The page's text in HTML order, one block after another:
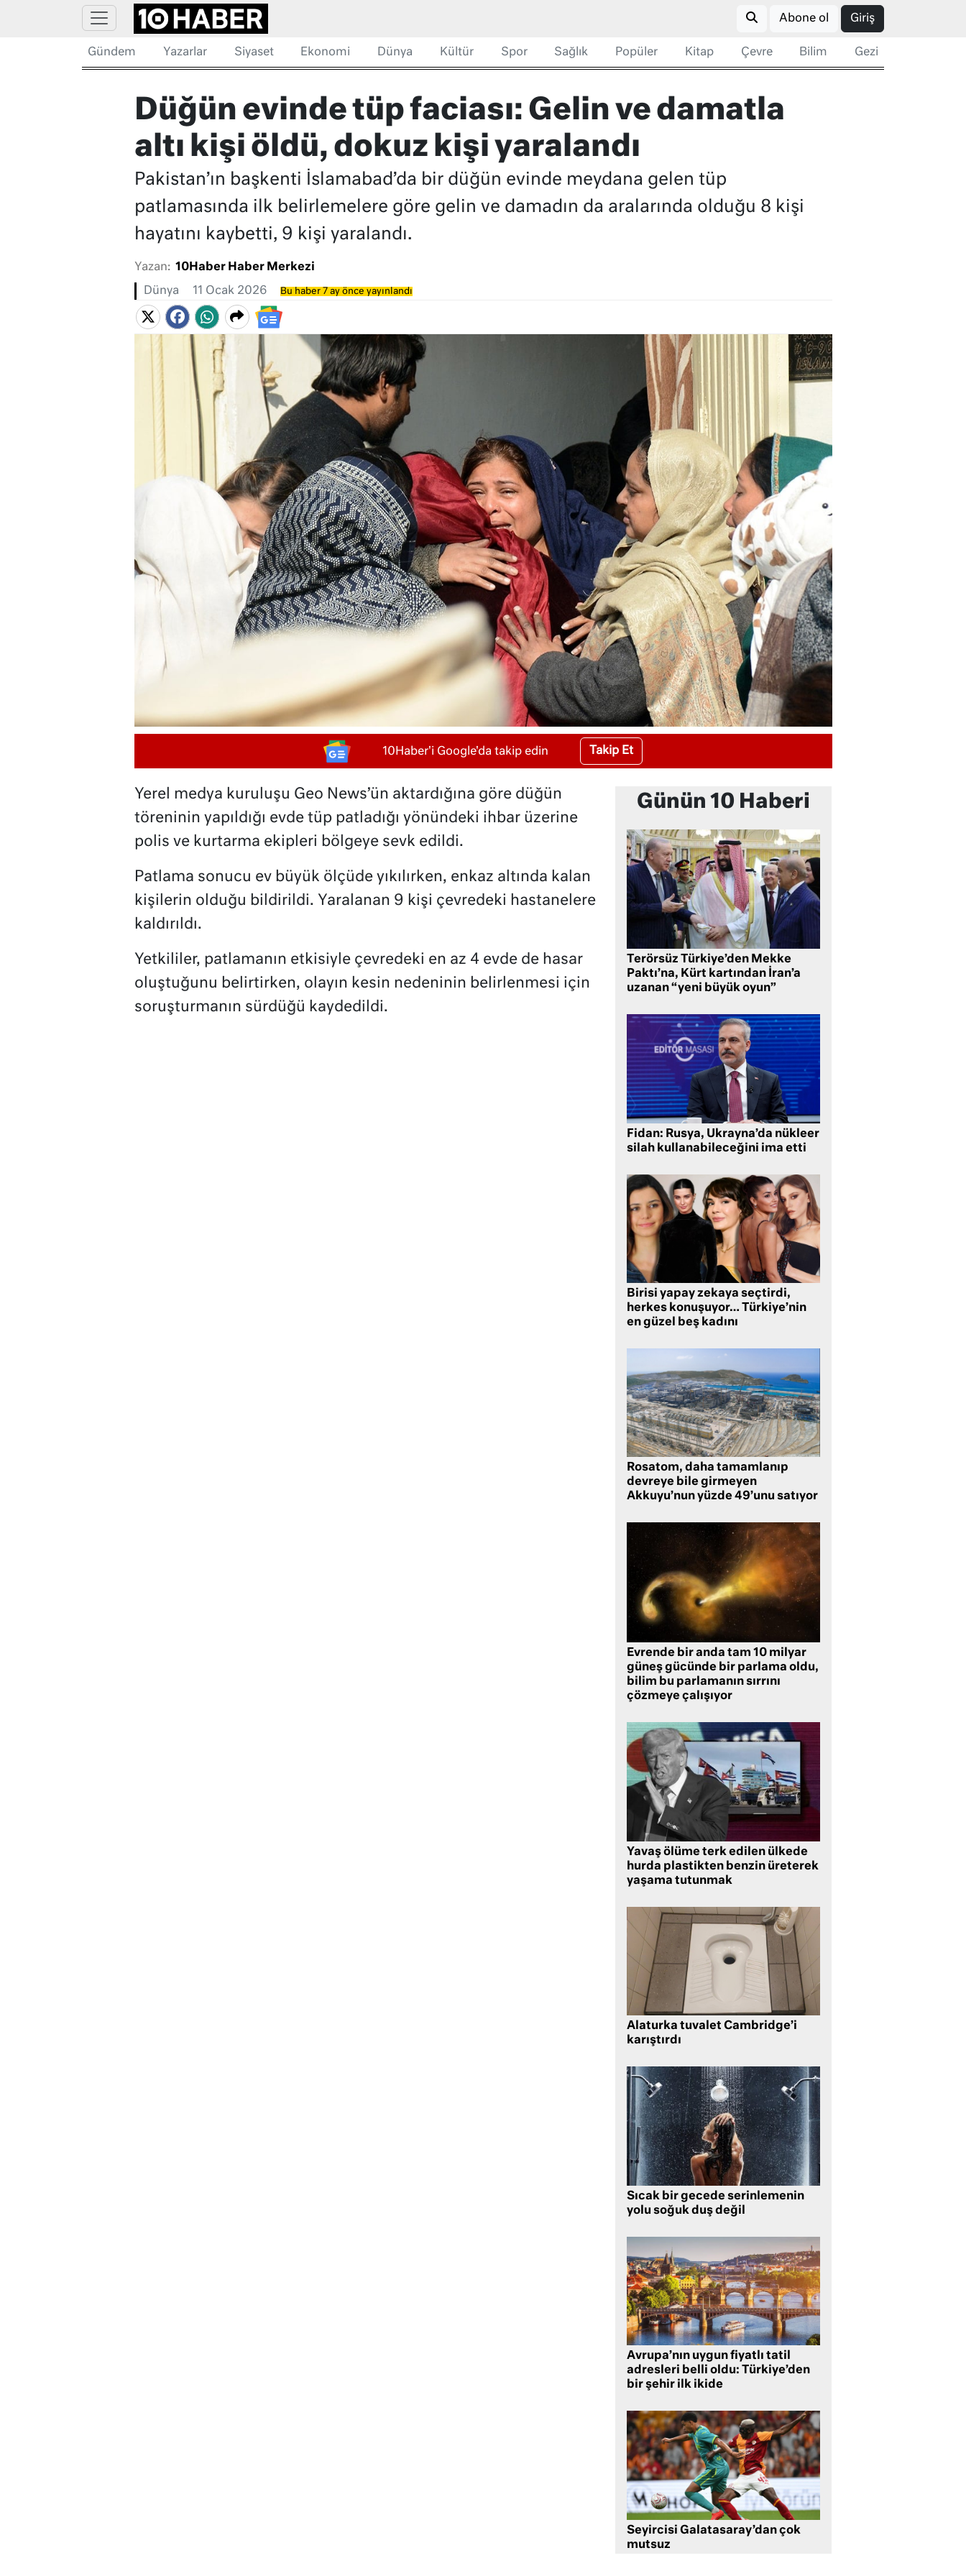
Abone ol Giriş
Gündem Yazarlar Siyaset Ekonomi Dünya Kültür Spor Sağlık Popüler Kitap Çevre Bilim Gezi
Düğün evinde tüp faciası: Gelin ve damatla
altı kişi öldü, dokuz kişi yaralandı
Pakistan’ın başkenti İslamabad’da bir düğün evinde meydana gelen tüp
patlamasında ilk belirlemelere göre gelin ve damadın da aralarında olduğu 8 kişi
hayatını kaybetti, 9 kişi yaralandı.
Yazan: 10Haber Haber Merkezi
Dünya 11 Ocak 2026 Bu haber 7 ay önce yayınlandı
10Haber'i Google'da takip edin Takip Et
Yerel medya kuruluşu Geo News’ün aktardığına göre düğün
töreninin yapıldığı evde tüp patladığı yönündeki ihbar üzerine
polis ve kurtarma ekipleri bölgeye sevk edildi.
Patlama sonucu ev büyük ölçüde yıkılırken, enkaz altında kalan
kişilerin olduğu bildirildi. Yaralanan 9 kişi çevredeki hastanelere
kaldırıldı.
Yetkililer, patlamanın etkisiyle çevredeki en az 4 evde de hasar
oluştuğunu belirtirken, olayın kesin nedeninin belirlenmesi için
soruşturmanın sürdüğü kaydedildi.
Günün 10 Haberi
Terörsüz Türkiye’den Mekke
Paktı’na, Kürt kartından İran’a
uzanan “yeni büyük oyun”
Fidan: Rusya, Ukrayna’da nükleer
silah kullanabileceğini ima etti
Birisi yapay zekaya seçtirdi,
herkes konuşuyor… Türkiye’nin
en güzel beş kadını
Rosatom, daha tamamlanıp
devreye bile girmeyen
Akkuyu’nun yüzde 49’unu satıyor
Evrende bir anda tam 10 milyar
güneş gücünde bir parlama oldu,
bilim bu parlamanın sırrını
çözmeye çalışıyor
Yavaş ölüme terk edilen ülkede
hurda plastikten benzin üreterek
yaşama tutunmak
Alaturka tuvalet Cambridge’i
karıştırdı
Sıcak bir gecede serinlemenin
yolu soğuk duş değil
Avrupa’nın uygun fiyatlı tatil
adresleri belli oldu: Türkiye’den
bir şehir ilk ikide
Seyircisi Galatasaray’dan çok
mutsuz